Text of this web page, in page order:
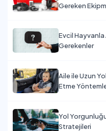
Gereken
Evcil
Gerekenler
Aile ile Uzun
Etme
Yol
Stratejileri